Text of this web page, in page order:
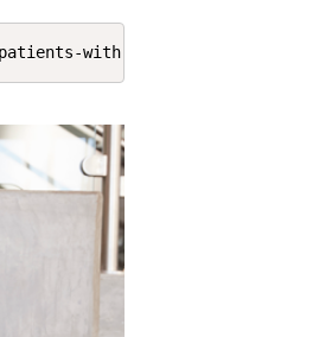
with-diabetes-in-al